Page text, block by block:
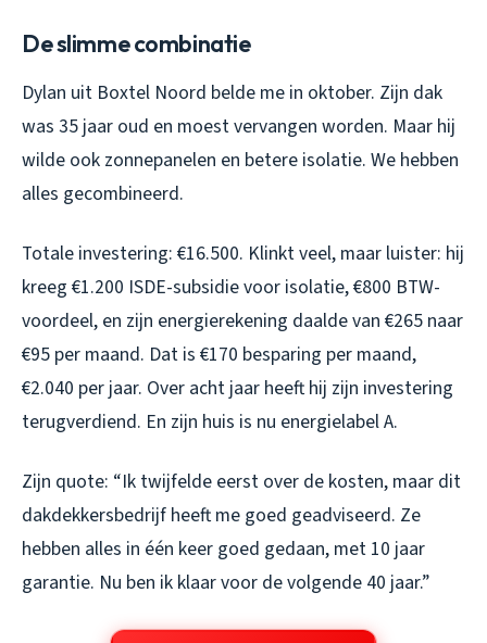
De slimme combinatie
Dylan uit Boxtel Noord belde me in oktober. Zijn dak
was 35 jaar oud en moest vervangen worden. Maar hij
wilde ook zonnepanelen en betere isolatie. We hebben
alles gecombineerd.
Totale investering: €16.500. Klinkt veel, maar luister: hij
kreeg €1.200 ISDE-subsidie voor isolatie, €800 BTW-
voordeel, en zijn energierekening daalde van €265 naar
€95 per maand. Dat is €170 besparing per maand,
€2.040 per jaar. Over acht jaar heeft hij zijn investering
terugverdiend. En zijn huis is nu energielabel A.
Zijn quote: “Ik twijfelde eerst over de kosten, maar dit
dakdekkersbedrijf heeft me goed geadviseerd. Ze
hebben alles in één keer goed gedaan, met 10 jaar
garantie. Nu ben ik klaar voor de volgende 40 jaar.”